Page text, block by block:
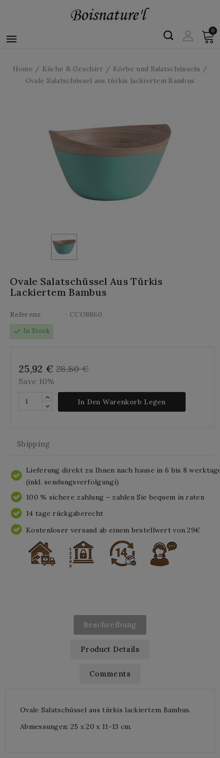

0
Home Küche & Geschirr
Körbe und Salatschüsseln
Ovale Salatschüssel aus türkis lackiertem Bambus
Ovale Salatschüssel Aus Türkis
Lackiertem Bambus
Referenz
: CCO8860
check In Stock
25,92 € 28,80 €
Save 10%
In Den Warenkorb Legen
Shipping
Lieferung direkt zu Ihnen nach hause in 6 bis 8
(inkl. sendungsverfolgungi)
100 % sichere zahlung – zahlen Sie bequem in raten
14 tage rückgaberecht
Kostenloser versand ab einem bestellwert von 29€
Beschreibung
Product Details
Comments
Ovale Salatschüssel aus türkis lackiertem Bambus.
Abmessungen: 25 x 20 x 11-13 cm.